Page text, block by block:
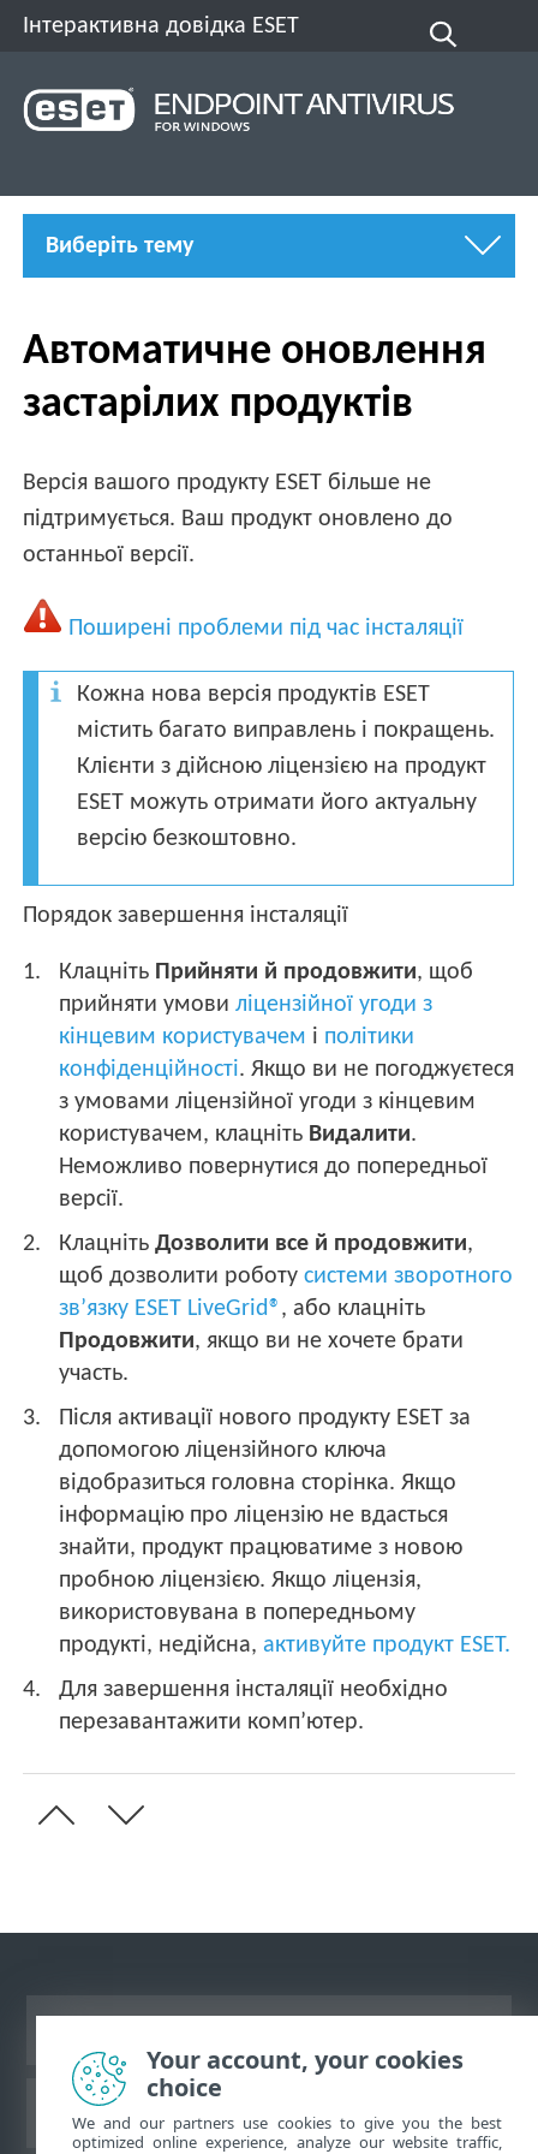
Інтерактивна довідка ESET
Виберіть тему
Автоматичне оновлення
застарілих продуктів
Версія вашого продукту ESET більше не
підтримується. Ваш продукт оновлено до
останньої версії.
Поширені проблеми під час інсталяції
Кожна нова версія продуктів ESET
містить багато виправлень і покращень.
Клієнти з дійсною ліцензією на продукт
ESET можуть отримати його актуальну
версію безкоштовно.
Порядок завершення інсталяції
Клацніть Прийняти й продовжити, щоб
прийняти умовиліцензійної угоди з
кінцевим користувачем і політики
конфіденційності. Якщо ви не погоджуєтеся
з умовами ліцензійної угоди з кінцевим
користувачем, клацніть Видалити.
Неможливо повернутися до попередньої
версії.
КлацнітьДозволити все й продовжити,
щоб дозволити роботусистеми зворотного
зв’язку ESET LiveGrid® , або клацніть
Продовжити, якщо ви не хочете брати
участь.
Після активації нового продукту ESET за
допомогою ліцензійного ключа
відобразиться головна сторінка. Якщо
інформацію про ліцензію не вдасться
знайти, продукт працюватиме з новою
пробною ліцензією. Якщо ліцензія,
використовувана в попередньому
продукті, недійсна,активуйте продукт ESET.
Для завершення інсталяції необхідно
перезавантажити комп’ютер.
База знань ESET
Your account, your cookies
choice
We and our partners use cookies to give you the best
optimized online experience, analyze our website traffic,